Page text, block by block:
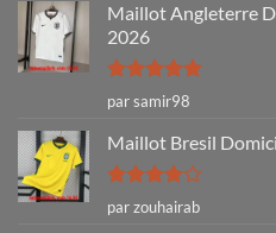
Maillot Angleterre
2026
Note5sur
5
par samir98
Maillot Bresil
Note4
sur 5
par zouhairab